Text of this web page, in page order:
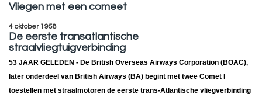
Vliegen met een comeet
4 oktober 1958
De eerste transatlantische
straalvliegtuigverbinding
53 JAAR GELEDEN - De British Overseas Airways Corporation (BOAC),
later onderdeel van British Airways (BA) begint met twee Comet I
toestellen met straalmotoren de eerste trans-Atlantische vliegverbinding